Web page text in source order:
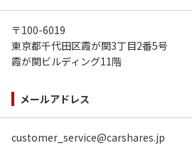
〒100-6019
東京都千代田区霞が関3丁目2番5号
霞が関ビルディング11階
メールアドレス
customer_service@carshares.jp